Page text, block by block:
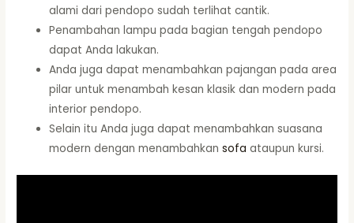
alami dari pendopo sudah terlihat cantik.
Penambahan lampu pada bagian tengah pendopo
dapat Anda lakukan.
Anda juga dapat menambahkan pajangan pada area
pilar untuk menambah kesan klasik dan modern pada
interior pendopo.
Selain itu Anda juga dapat menambahkan suasana
modern dengan menambahkansofa ataupun kursi.